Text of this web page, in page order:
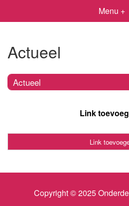
Menu +
Actueel
Actueel
Link
Link
Copyright © 2025